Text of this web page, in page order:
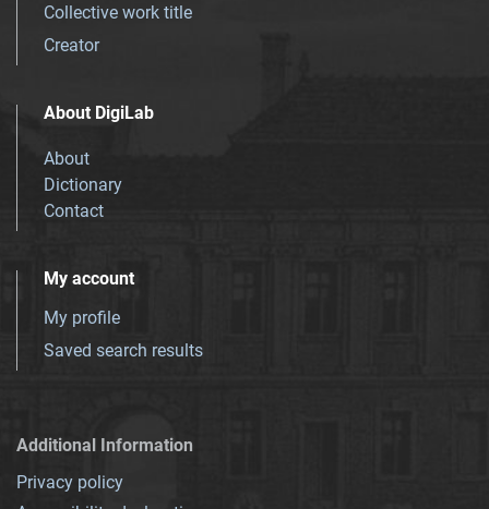
Collective work title
Creator
About DigiLab
About
Dictionary
Contact
My account
My profile
Saved search results
Additional Information
Privacy policy